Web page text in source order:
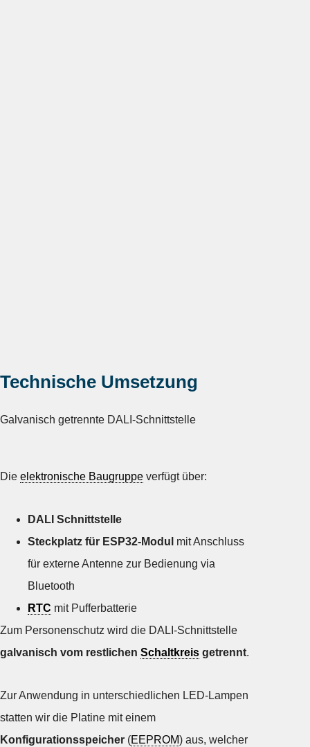
Technische Umsetzung
Galvanisch getrennte DALI-Schnittstelle
Die elektronische Baugruppe verfügt über:
DALI Schnittstelle
Steckplatz für ESP32-Modul mit Anschluss
für externe Antenne zur Bedienung via
Bluetooth
RTC mit Pufferbatterie
Zum Personenschutz wird die DALI-Schnittstelle
galvanisch vom restlichen Schaltkreis getrennt.
Zur Anwendung in unterschiedlichen LED-Lampen
statten wir die Platine mit einem
Konfigurationsspeicher (EEPROM) aus, welcher